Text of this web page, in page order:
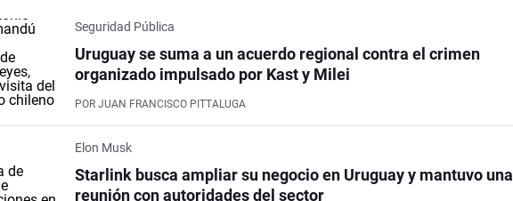
Seguridad Pública
Uruguay se suma a un acuerdo regional contra el crimen
organizado impulsado por Kast y Milei
POR JUAN FRANCISCO PITTALUGA
Elon Musk
Starlink busca ampliar su negocio en Uruguay y mantuvo una
reunión con autoridades del sector